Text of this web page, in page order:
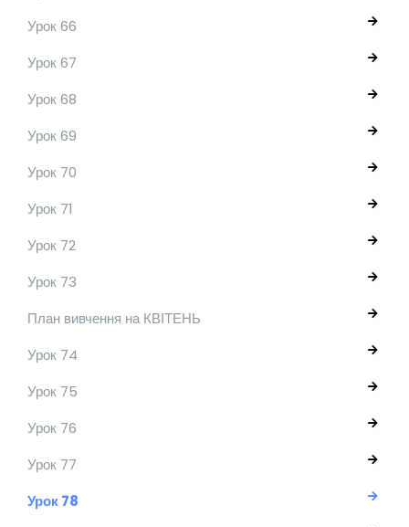
Урок 66
Урок 67
Урок 68
Урок 69
Урок 70
Урок 71
Урок 72
Урок 73
План вивчення на КВІТЕНЬ
Урок 74
Урок 75
Урок 76
Урок 77
Урок 78